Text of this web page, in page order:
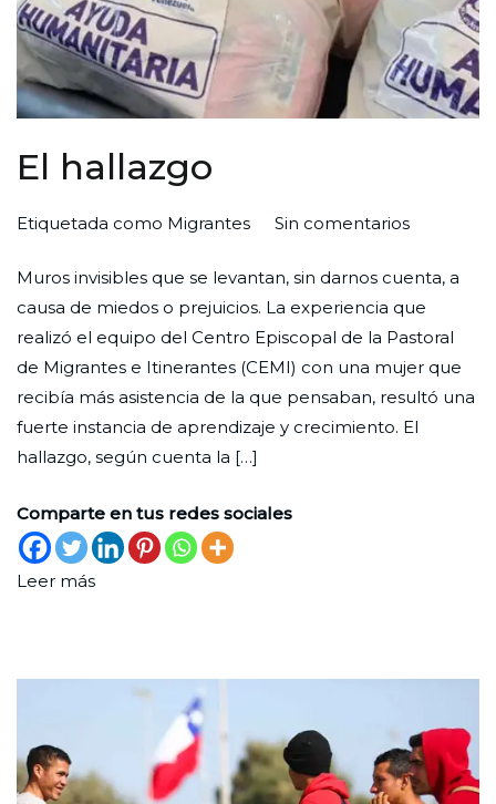
El hallazgo
Por
Ciudad
Nueva
Publicada
31
de
mayo
de
2023
Publicada
Experiencias
Etiquetada como Migrantes Sin comentariosen
hallazgo
Muros invisibles que se levantan, sin darnos cuenta, a
causa de miedos o prejuicios. La experiencia que
realizó el equipo del Centro Episcopal de la Pastoral
de Migrantes e Itinerantes (CEMI) con una mujer que
recibía más asistencia de la que pensaban, resultó una
fuerte instancia de aprendizaje y crecimiento. El
hallazgo, según cuenta la […]
Comparte en tus redes sociales
Leer más